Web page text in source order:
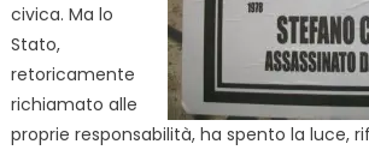
civica. Ma lo
Stato,
retoricamente
richiamato alle
proprie responsabilità, ha spento la luce,